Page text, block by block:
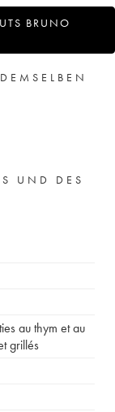
BRUNO
UND DES
au thym et au
grillés